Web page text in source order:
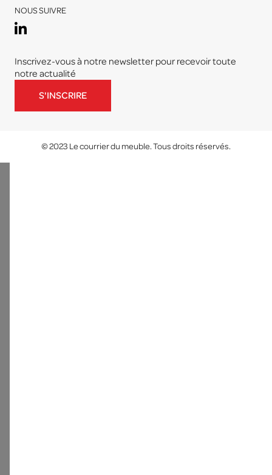
NOUS SUIVRE
Inscrivez-vous à notre newsletter pour recevoir toute
notre actualité
S'INSCRIRE
© 2023 Le courrier du meuble. Tous droits réservés.